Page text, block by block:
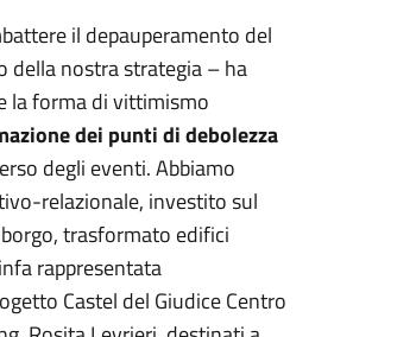
il depauperamento del
della nostra strategia – ha
la forma di vittimismo
dei punti di debolezza
degli eventi. Abbiamo
relazionale, investito sul
trasformato edifici
rappresentata
Castel del Giudice Centro